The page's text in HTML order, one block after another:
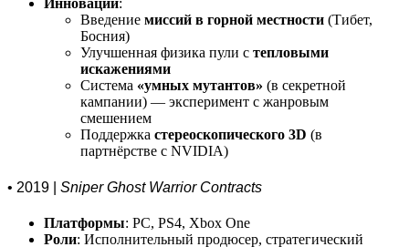
Инновации:
Введение миссий в горной местности (Тибет,
Босния)
Улучшенная физика пули с тепловыми
искажениями
Система «умных мутантов» (в секретной
кампании) — эксперимент с жанровым
смешением
Поддержка стереоскопического 3D (в
партнёрстве с NVIDIA)
• 2019 | Sniper Ghost Warrior Contracts
Платформы: PC, PS4, Xbox One
Роли: Исполнительный продюсер, стратегический